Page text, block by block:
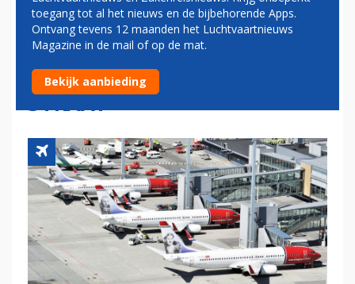
DOCHTERBEDRIJVEN
NORWEGIAN FAILLIET:
GROOT DEEL PERSONEEL OP
STRAAT
toegang tot al het nieuws en de bijbehorende Apps.
Ontvang tevens 12 maanden het Luchtvaartnieuws
Magazine in de mail of op de mat.
Bekijk aanbieding